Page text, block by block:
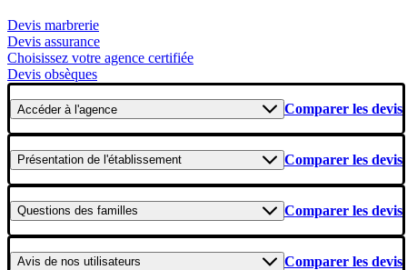
Devis marbrerie
Devis assurance
Choisissez votre agence certifiée
Devis obsèques
Accéderà l'agence Comparer les devis
Présentation de l'établissement Comparer les devis
Questions des familles Comparer les devis
Avis de nos utilisateurs Comparer les devis